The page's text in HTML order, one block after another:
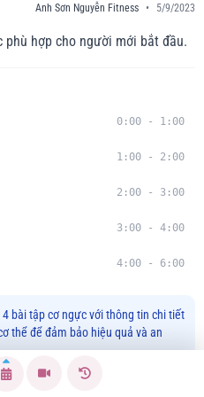
Anh Sơn Nguyễn Fitness • 5/9/2023
hợp cho người mới bắt đầu.
0:00 - 1:00
1:00 - 2:00
2:00 - 3:00
3:00 - 4:00
4:00 - 6:00
bài tập cơ ngực với thông tin chi tiết
thể để đảm bảo hiệu quả và an